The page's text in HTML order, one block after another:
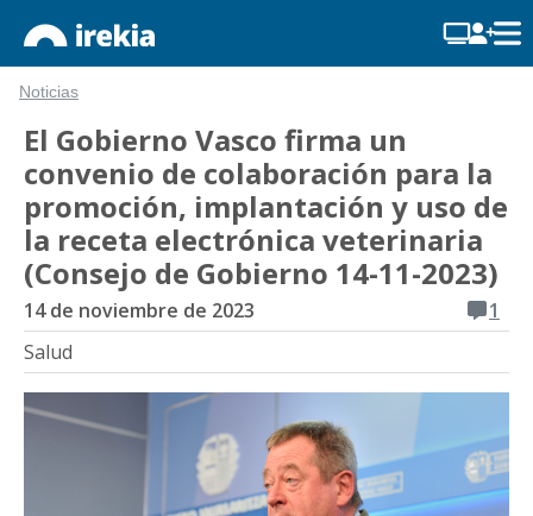
Noticias
El Gobierno Vasco firma un
convenio de colaboración para la
promoción, implantación y uso de
la receta electrónica veterinaria
(Consejo de Gobierno 14-11-2023)
14 de noviembre de 2023
1
Salud